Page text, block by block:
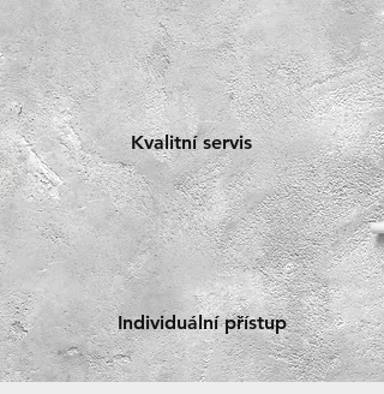
Kvalitní servis
Individuální přístup